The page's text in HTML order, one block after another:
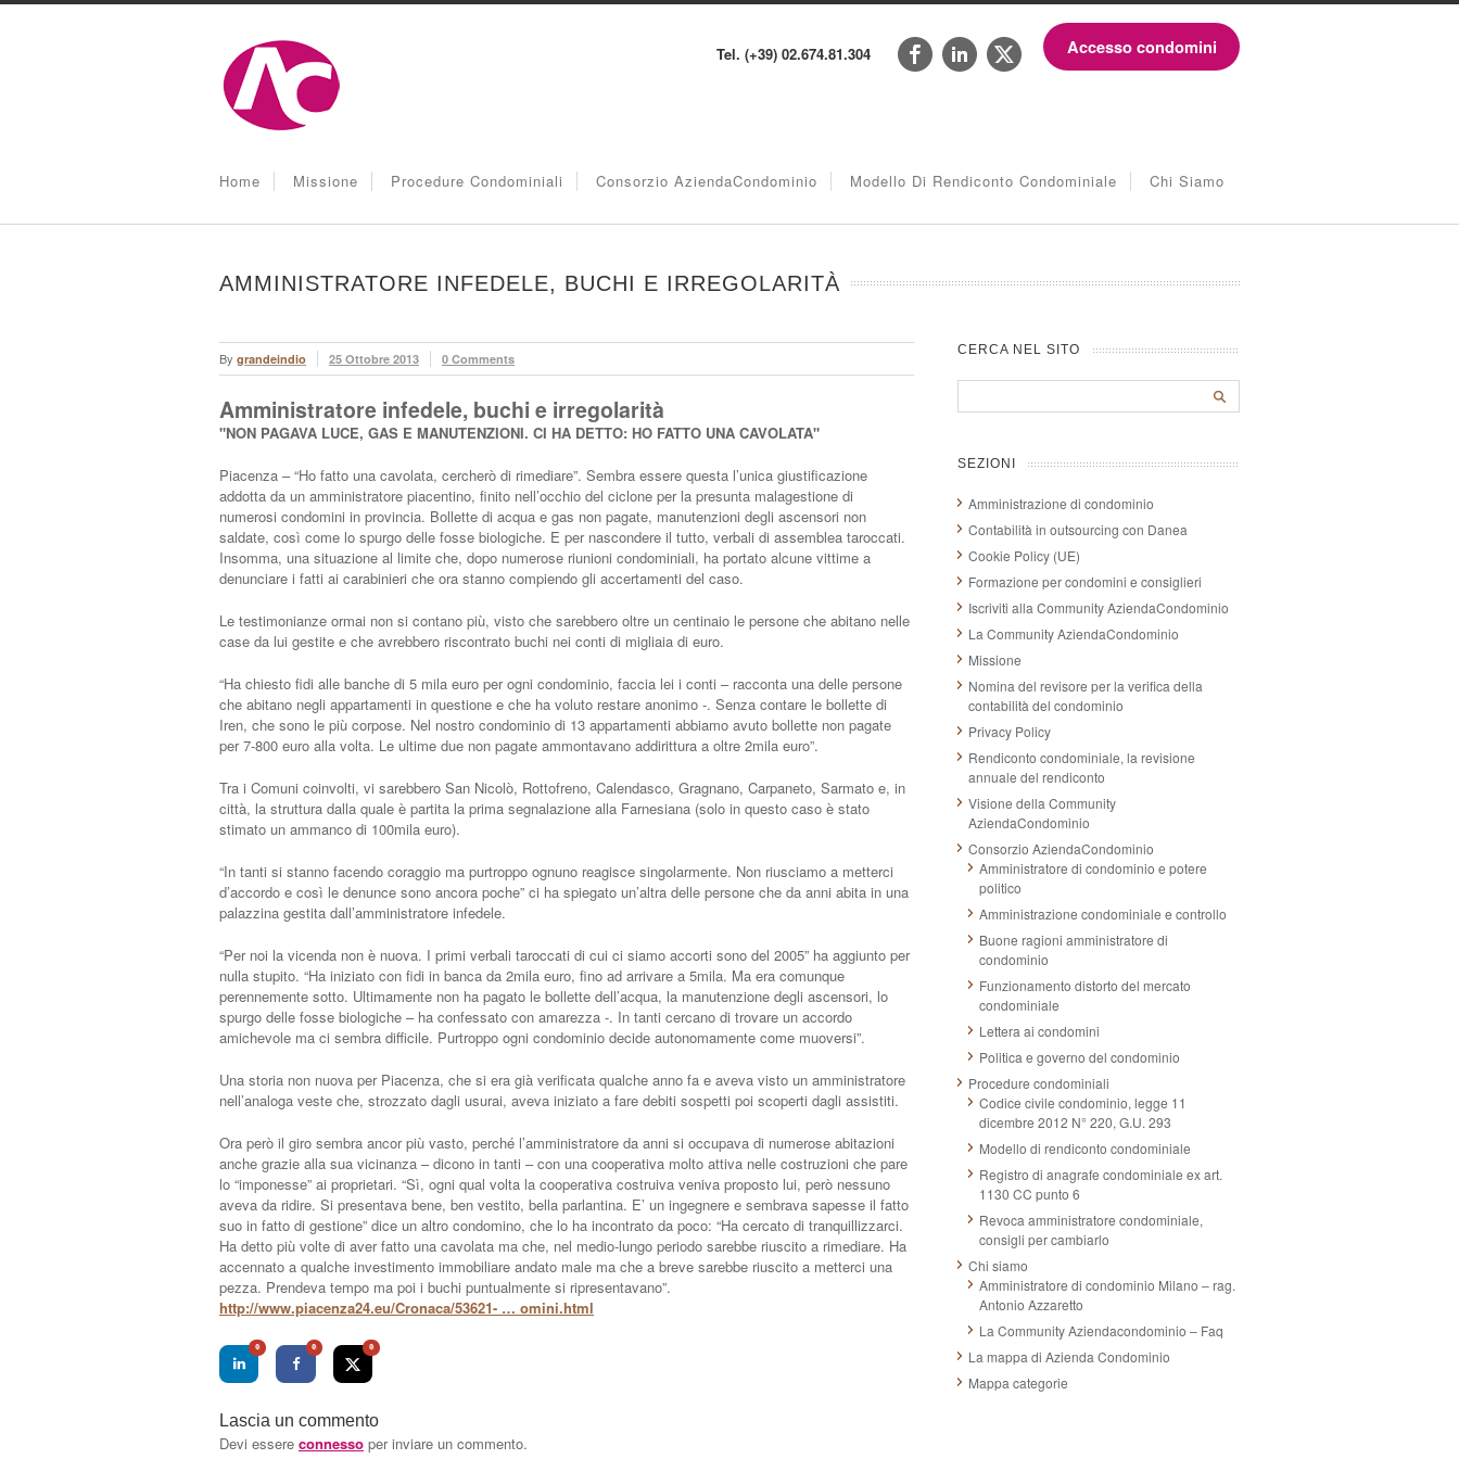
Tel. (+39) 02.674.81.304 Accesso condomini
Home Missione Procedure Condominiali Consorzio AziendaCondominio Modello Di Rendiconto Condominiale Chi Siamo
AMMINISTRATORE INFEDELE, BUCHI E IRREGOLARITÀ
By grandeindio 25 Ottobre 2013 0 Comments
Amministratore infedele, buchi e irregolarità
"NON PAGAVA LUCE, GAS E MANUTENZIONI. CI HA DETTO: HO FATTO UNA CAVOLATA"
Piacenza – “Ho fatto una cavolata, cercherò di rimediare”. Sembra essere questa l’unica giustificazione
addotta da un amministratore piacentino, finito nell’occhio del ciclone per la presunta malagestione di
numerosi condomini in provincia. Bollette di acqua e gas non pagate, manutenzioni degli ascensori non
saldate, così come lo spurgo delle fosse biologiche. E per nascondere il tutto, verbali di assemblea taroccati.
Insomma, una situazione al limite che, dopo numerose riunioni condominiali, ha portato alcune vittime a
denunciare i fatti ai carabinieri che ora stanno compiendo gli accertamenti del caso.
Le testimonianze ormai non si contano più, visto che sarebbero oltre un centinaio le persone che abitano nelle
case da lui gestite e che avrebbero riscontrato buchi nei conti di migliaia di euro.
“Ha chiesto fidi alle banche di 5 mila euro per ogni condominio, faccia lei i conti – racconta una delle persone
che abitano negli appartamenti in questione e che ha voluto restare anonimo -. Senza contare le bollette di
Iren, che sono le più corpose. Nel nostro condominio di 13 appartamenti abbiamo avuto bollette non pagate
per 7-800 euro alla volta. Le ultime due non pagate ammontavano addirittura a oltre 2mila euro”.
Tra i Comuni coinvolti, vi sarebbero San Nicolò, Rottofreno, Calendasco, Gragnano, Carpaneto, Sarmato e, in
città, la struttura dalla quale è partita la prima segnalazione alla Farnesiana (solo in questo caso è stato
stimato un ammanco di 100mila euro).
“In tanti si stanno facendo coraggio ma purtroppo ognuno reagisce singolarmente. Non riusciamo a metterci
d’accordo e così le denunce sono ancora poche” ci ha spiegato un’altra delle persone che da anni abita in una
palazzina gestita dall’amministratore infedele.
“Per noi la vicenda non è nuova. I primi verbali taroccati di cui ci siamo accorti sono del 2005” ha aggiunto per
nulla stupito. “Ha iniziato con fidi in banca da 2mila euro, fino ad arrivare a 5mila. Ma era comunque
perennemente sotto. Ultimamente non ha pagato le bollette dell’acqua, la manutenzione degli ascensori, lo
spurgo delle fosse biologiche – ha confessato con amarezza -. In tanti cercano di trovare un accordo
amichevole ma ci sembra difficile. Purtroppo ogni condominio decide autonomamente come muoversi”.
Una storia non nuova per Piacenza, che si era già verificata qualche anno fa e aveva visto un amministratore
nell’analoga veste che, strozzato dagli usurai, aveva iniziato a fare debiti sospetti poi scoperti dagli assistiti.
Ora però il giro sembra ancor più vasto, perché l’amministratore da anni si occupava di numerose abitazioni
anche grazie alla sua vicinanza – dicono in tanti – con una cooperativa molto attiva nelle costruzioni che pare
lo “imponesse” ai proprietari. “Sì, ogni qual volta la cooperativa costruiva veniva proposto lui, però nessuno
aveva da ridire. Si presentava bene, ben vestito, bella parlantina. E’ un ingegnere e sembrava sapesse il fatto
suo in fatto di gestione” dice un altro condomino, che lo ha incontrato da poco: “Ha cercato di tranquillizzarci.
Ha detto più volte di aver fatto una cavolata ma che, nel medio-lungo periodo sarebbe riuscito a rimediare. Ha
accennato a qualche investimento immobiliare andato male ma che a breve sarebbe riuscito a metterci una
pezza. Prendeva tempo ma poi i buchi puntualmente si ripresentavano”.
http://www.piacenza24.eu/Cronaca/53621- … omini.html
0 0 0
Lascia un commento
Devi essere connesso per inviare un commento.
CERCA NEL SITO
SEZIONI
Amministrazione di condominio
Contabilità in outsourcing con Danea
Cookie Policy (UE)
Formazione per condomini e consiglieri
Iscriviti alla Community AziendaCondominio
La Community AziendaCondominio
Missione
Nomina del revisore per la verifica della
contabilità del condominio
Privacy Policy
Rendiconto condominiale, la revisione
annuale del rendiconto
Visione della Community
AziendaCondominio
Consorzio AziendaCondominio
Amministratore di condominio e potere
politico
Amministrazione condominiale e controllo
Buone ragioni amministratore di
condominio
Funzionamento distorto del mercato
condominiale
Lettera ai condomini
Politica e governo del condominio
Procedure condominiali
Codice civile condominio, legge 11
dicembre 2012 N° 220, G.U. 293
Modello di rendiconto condominiale
Registro di anagrafe condominiale ex art.
1130 CC punto 6
Revoca amministratore condominiale,
consigli per cambiarlo
Chi siamo
Amministratore di condominio Milano – rag.
Antonio Azzaretto
La Community Aziendacondominio – Faq
La mappa di Azienda Condominio
Mappa categorie